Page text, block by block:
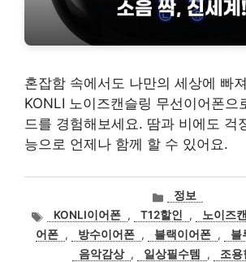
혼잡함 속에서도 나만의 세상에 빠
KONLI 노이즈캔슬링 무선이어폰으
드를 경험해보세요. 땀과 비에도 걱
능으로 언제나 함께 할 수 있어요.
카
테
고
리
정보
태
그
KONLI이어폰 , T12할인 , 노이즈
어폰 , 방수이어폰 , 블랙이어폰 , 블
음악감상 , 일상필수템 , 조용